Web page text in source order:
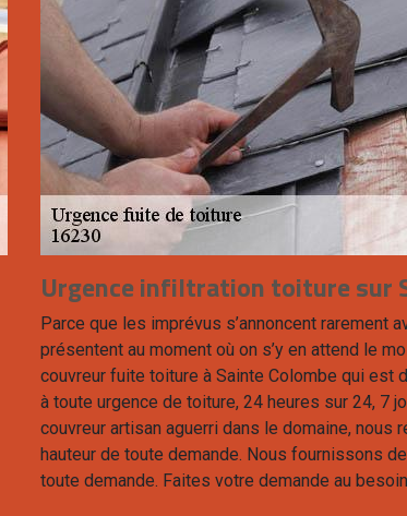
Urgence infiltration toiture sur
Parce que les imprévus s’annoncent rarement
présentent au moment où on s’y en attend le
couvreur fuite toiture à Sainte Colombe qui est
à toute urgence de toiture, 24 heures sur 24, 7
couvreur artisan aguerri dans le domaine, nous
hauteur de toute demande. Nous fournissons
toute demande. Faites votre demande au